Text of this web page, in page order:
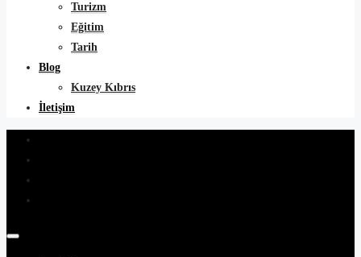
Turizm
Eğitim
Tarih
Blog
Kuzey Kıbrıs
İletişim